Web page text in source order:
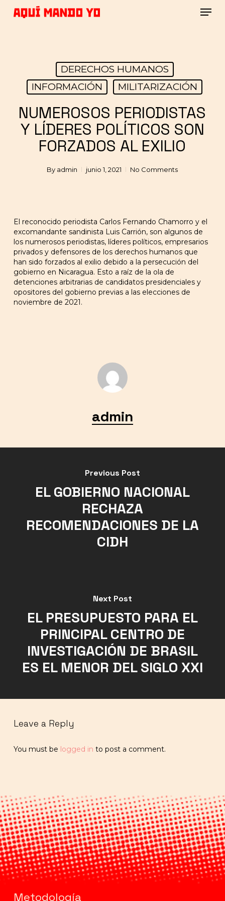
DERECHOS HUMANOS
INFORMACIÓN
MILITARIZACIÓN
NUMEROSOS PERIODISTAS
Y LÍDERES POLÍTICOS SON
FORZADOS AL EXILIO
By admin junio 1, 2021 No Comments
El reconocido periodista Carlos Fernando Chamorro y el
excomandante sandinista Luis Carrión, son algunos de
los numerosos periodistas, líderes políticos, empresarios
privados y defensores de los derechos humanos que
han sido forzados al exilio debido a la persecución del
gobierno en Nicaragua. Esto a raíz de la ola de
detenciones arbitrarias de candidatos presidenciales y
opositores del gobierno previas a las elecciones de
noviembre de 2021.
admin
Previous Post
EL GOBIERNO NACIONAL
RECHAZA
RECOMENDACIONES DE LA
CIDH
Next Post
EL PRESUPUESTO PARA EL
PRINCIPAL CENTRO DE
INVESTIGACIÓN DE BRASIL
ES EL MENOR DEL SIGLO XXI
Leave a Reply
You must be logged in to post a comment.
Metodología